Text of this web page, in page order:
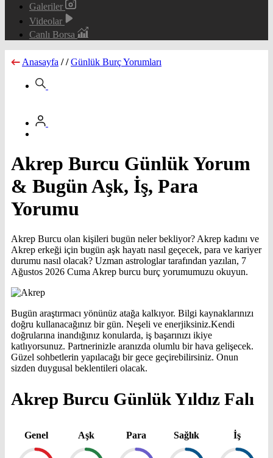
Galeriler
Videolar
Canlı Borsa
Anasayfa / / Günlük Burç Yorumları
Akrep Burcu Günlük Yorum
& Bugün Aşk, İş, Para
Yorumu
Akrep Burcu olan kişileri bugün neler bekliyor? Akrep kadını ve
Akrep erkeği için bugün aşk hayatı nasıl geçecek, para ve kariyer
durumu nasıl olacak? Uzman astrologlar tarafından yazılan, 7
Ağustos 2026 Cuma Akrep burcu burç yorumumuzu okuyun.
Bugün araştırmacı yönünüz atağa kalkıyor. Bilgi kaynaklarınızı
doğru kullanacağınız bir gün. Neşeli ve enerjiksiniz.Kendi
doğrularına inandığınız konularda, iş başarınızı ikiye
katlıyorsunuz. Partnerinizle aranızda olumlu bir hava gelişecek.
Güzel sohbetlerin yapılacağı bir gece geçirebilirsiniz. Onun
sizden duygusal beklentileri olacak.
Akrep Burcu Günlük Yıldız Falı
Genel Aşk Para Sağlık İş